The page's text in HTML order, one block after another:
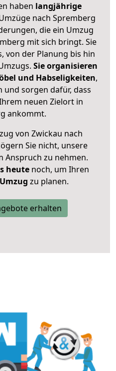
haben langjährige
nach Spremberg
die ein Umzug
mit sich bringt. Sie
von der Planung bis hin
Sie organisieren
und Habseligkeiten,
und sorgen dafür, dass
neuen Zielort in
ankommt.
von Zwickau nach
Sie nicht, unsere
Anspruch zu nehmen.
heutenoch, um Ihren
zu planen.
erhalten